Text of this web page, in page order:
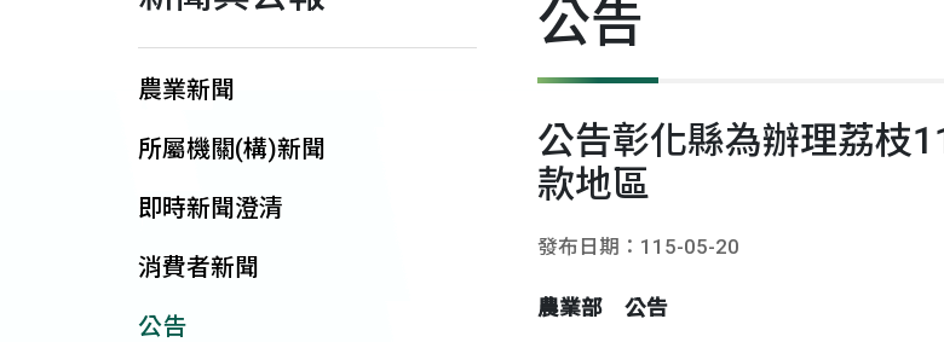
農業新聞
所屬機關(構)新聞
即時新聞澄清
消費者新聞
公告
公告
公告彰化縣為辦理荔枝
款地區
發布日期：115-05-20
農業部 公告